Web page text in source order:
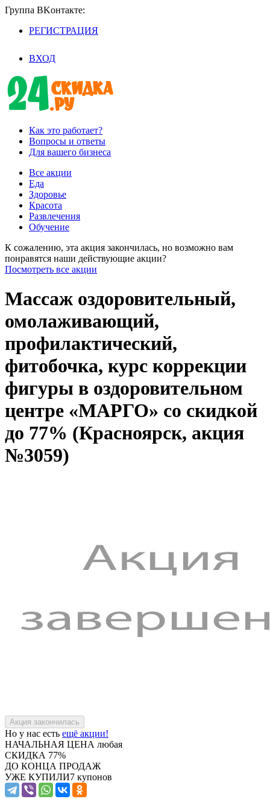
Группа BKoнтaктe:
РЕГИСТРАЦИЯ
ВХОД
Как это работает?
Вопросы и ответы
Для вашего бизнеса
Все акции
Еда
Здоровье
Красота
Развлечения
Обучение
К сожалению, эта акция закончилась, но возможно вам
понравятся наши действующие акции?
Посмотреть все акции
Массаж оздоровительный,
омолаживающий,
профилактический,
фитобочка, курс коррекции
фигуры в оздоровительном
центре «МАРГО» со скидкой
до 77% (Красноярск, акция
№3059)
Но у нас есть ещё акции!
НАЧАЛЬНАЯ ЦЕНА любая
СКИДКА 77%
ДО КОНЦА ПРОДАЖ
УЖЕ КУПИЛИ7 купонов